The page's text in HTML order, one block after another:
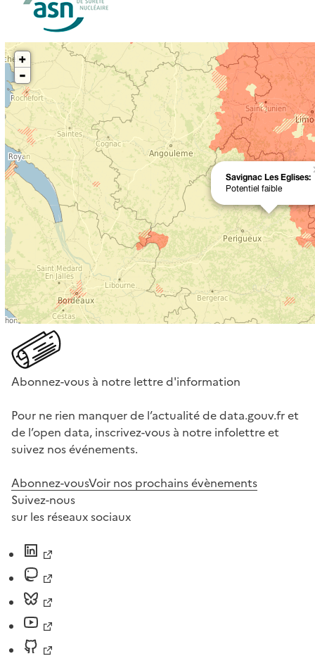
Abonnez-vous à notre lettre d'information
Pour ne rien manquer de l’actualité de data.gouv.fr et
de l’open data, inscrivez-vous à notre infolettre et
suivez nos événements.
Abonnez-vousVoir nos prochains évènements
Suivez-nous
sur les réseaux sociaux